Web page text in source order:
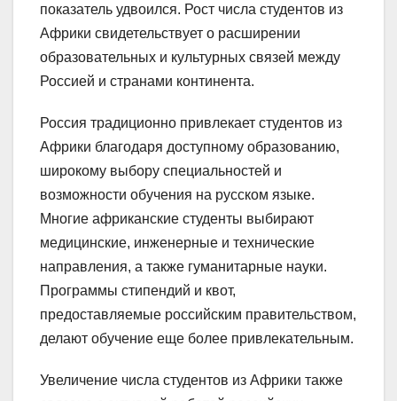
показатель удвоился. Рост числа студентов из
Африки свидетельствует о расширении
образовательных и культурных связей между
Россией и странами континента.
Россия традиционно привлекает студентов из
Африки благодаря доступному образованию,
широкому выбору специальностей и
возможности обучения на русском языке.
Многие африканские студенты выбирают
медицинские, инженерные и технические
направления, а также гуманитарные науки.
Программы стипендий и квот,
предоставляемые российским правительством,
делают обучение еще более привлекательным.
Увеличение числа студентов из Африки также